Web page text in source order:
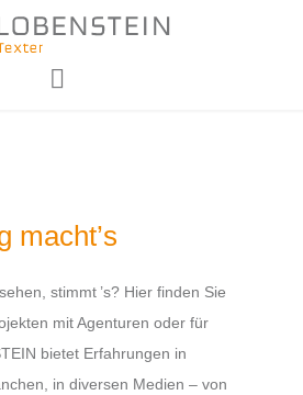
macht’s
stimmt ’s? Hier finden Sie
mit Agenturen oder für
bietet Erfahrungen in
in diversen Medien – von